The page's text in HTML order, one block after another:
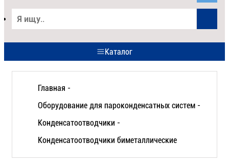
Каталог
Главная -
Оборудование для пароконденсатных систем -
Конденсатоотводчики -
Конденсатоотводчики биметаллические